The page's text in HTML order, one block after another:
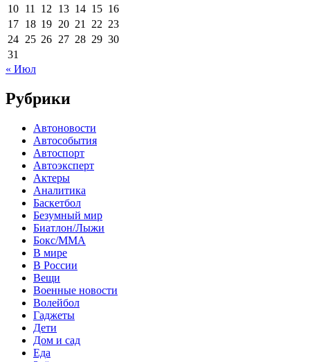
10 11 12 13 14 15 16
17 18 19 20 21 22 23
24 25 26 27 28 29 30
31
« Июл
Рубрики
Автоновости
Автособытия
Автоспорт
Автоэксперт
Актеры
Аналитика
Баскетбол
Безумный мир
Биатлон/Лыжи
Бокс/MMA
В мире
В России
Вещи
Военные новости
Волейбол
Гаджеты
Дети
Дом и сад
Еда